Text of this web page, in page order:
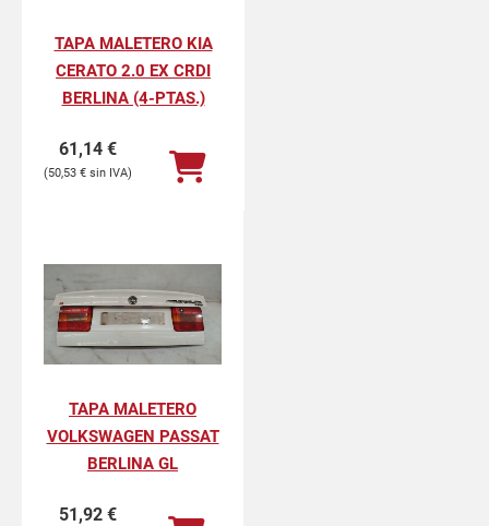
TAPA MALETERO KIA
CERATO 2.0 EX CRDI
BERLINA (4-PTAS.)
61,14 €
50,53 €
TAPA MALETERO
VOLKSWAGEN PASSAT
BERLINA GL
51,92 €